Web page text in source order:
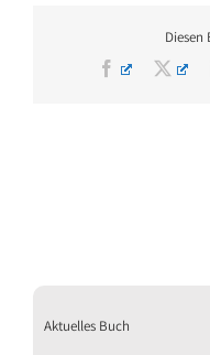
Facebook
X
Aktuelles Buch